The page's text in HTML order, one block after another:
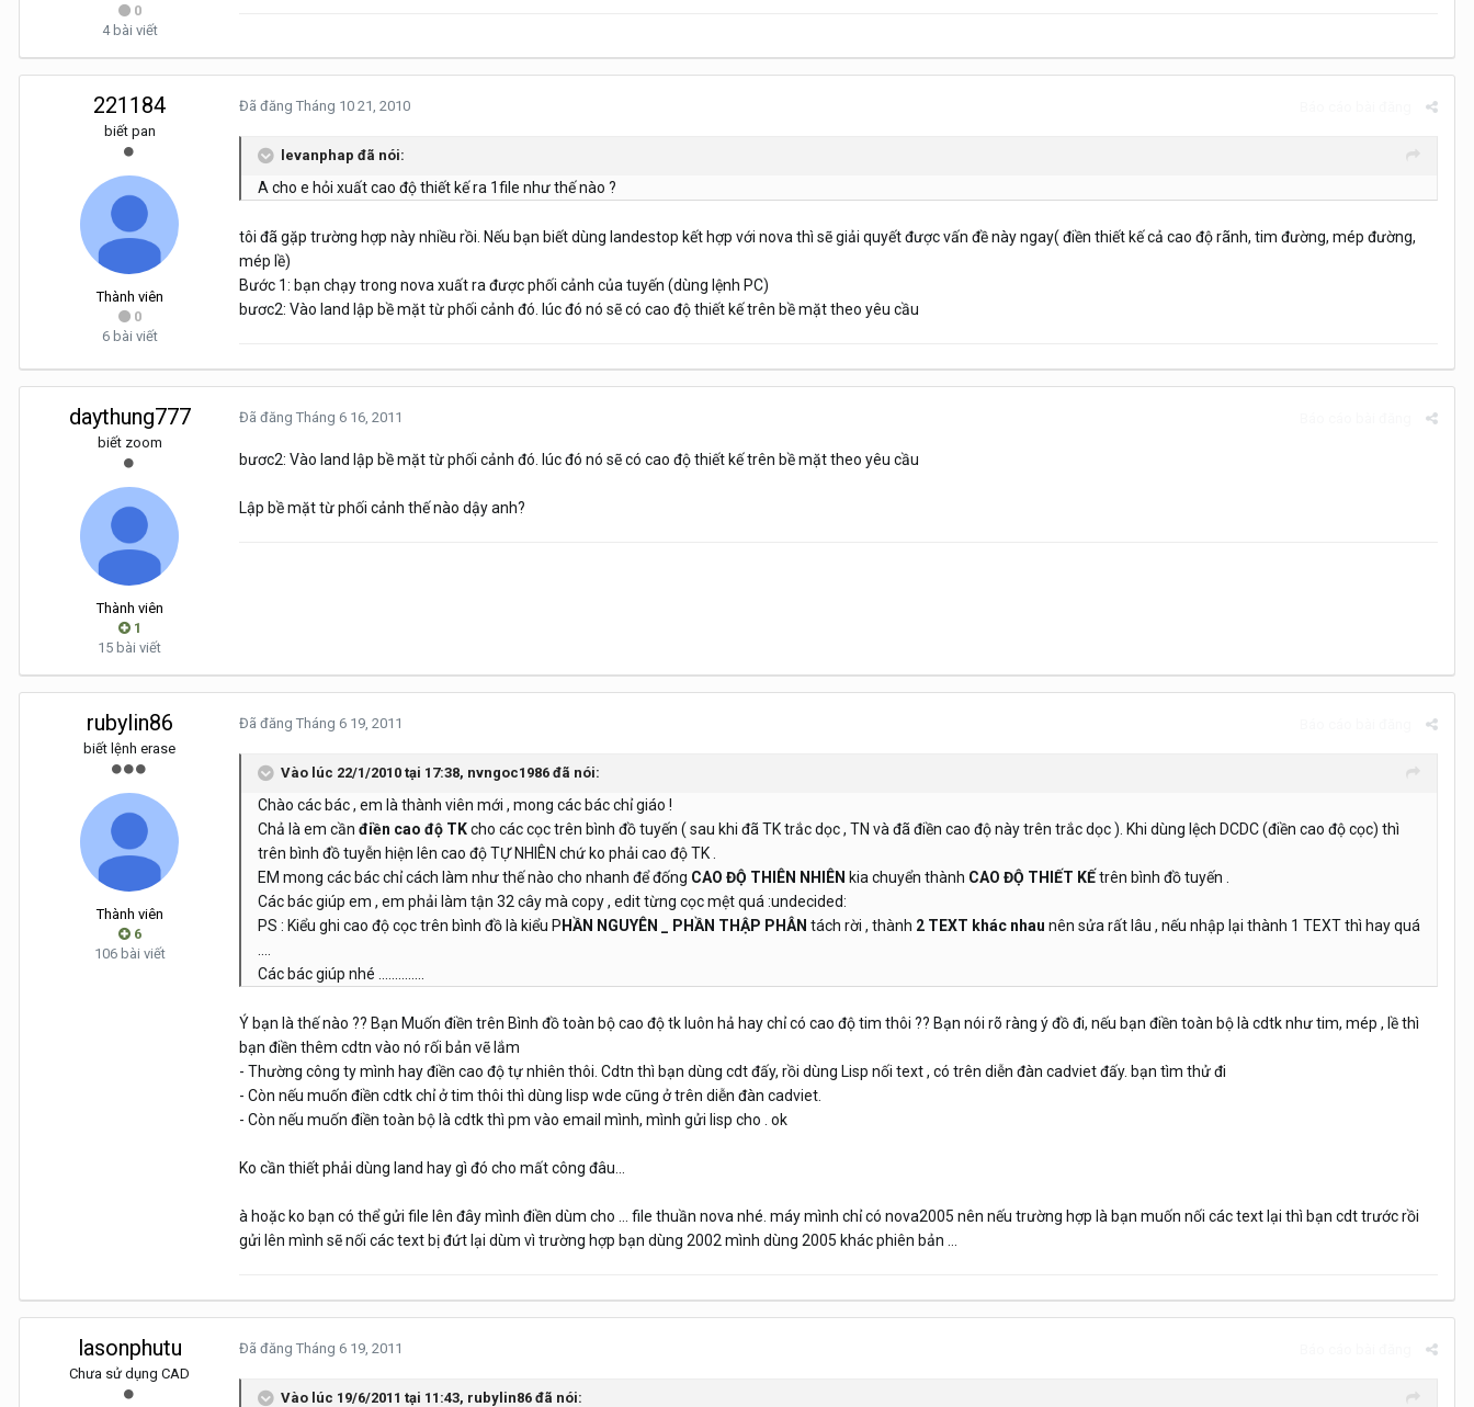
0
4 bài viết
221184
biết pan
Thành viên
0
6 bài viết
Đã đăng Tháng 10 21, 2010
levanphap đã nói:
A cho e hỏi xuất cao độ thiết kế ra 1file như thế nào ?
tôi đã gặp trường hợp này nhiều rồi. Nếu bạn biết dùng landestop kết hợp với nova thì sẽ giải quyết được vấn đề này ngay( điền thiết kế cả cao độ rãnh, tim đường, mép đường,
mép lề)
Bước 1: bạn chạy trong nova xuất ra được phối cảnh của tuyến (dùng lệnh PC)
bươc2: Vào land lập bề mặt từ phối cảnh đó. lúc đó nó sẽ có cao độ thiết kế trên bề mặt theo yêu cầu
daythung777
biết zoom
Thành viên
1
15 bài viết
Đã đăng Tháng 6 16, 2011
bươc2: Vào land lập bề mặt từ phối cảnh đó. lúc đó nó sẽ có cao độ thiết kế trên bề mặt theo yêu cầu
Lập bề mặt từ phối cảnh thế nào dậy anh?
rubylin86
biết lệnh erase
Thành viên
6
106 bài viết
Đã đăng Tháng 6 19, 2011
Vào lúc 22/1/2010 tại 17:38, nvngoc1986 đã nói:
Chào các bác , em là thành viên mới , mong các bác chỉ giáo !
Chả là em cần điền cao độ TKcho các cọc trên bình đồ tuyến ( sau khi đã TK trắc dọc , TN và đã điền cao độ này trên trắc dọc ). Khi dùng lệch DCDC (điền cao độ cọc) thì
trên bình đồ tuyễn hiện lên cao độ TỰ NHIÊN chứ ko phải cao độ TK .
EM mong các bác chỉ cách làm như thế nào cho nhanh để đống CAO ĐỘ THIÊN NHIÊN kia chuyển thành CAO ĐỘ THIẾT KẾtrên bình đồ tuyến .
Các bác giúp em , em phải làm tận 32 cây mà copy , edit từng cọc mệt quá :undecided:
PS : Kiểu ghi cao độ cọc trên bình đồ là kiểu P HẦN NGUYÊN _ PHẦN THẬP PHÂN tách rời , thành 2 TEXT khác nhau nên sửa rất lâu , nếu nhập lại thành 1 TEXT thì hay quá
Các bác giúp nhé ..............
Ý bạn là thế nào ?? Bạn Muốn điền trên Bình đồ toàn bộ cao độ tk luôn hả hay chỉ có cao độ tim thôi ?? Bạn nói rõ ràng ý đồ đi, nếu bạn điền toàn bộ là cdtk như tim, mép , lề thì
bạn điền thêm cdtn vào nó rối bản vẽ lắm
- Thường công ty mình hay điền cao độ tự nhiên thôi. Cdtn thì bạn dùng cdt đấy, rồi dùng Lisp nối text , có trên diễn đàn cadviet đấy. bạn tìm thử đi
- Còn nếu muốn điền cdtk chỉ ở tim thôi thì dùng lisp wde cũng ở trên diễn đàn cadviet.
- Còn nếu muốn điền toàn bộ là cdtk thì pm vào email mình, mình gửi lisp cho . ok
Ko cần thiết phải dùng land hay gì đó cho mất công đâu...
à hoặc ko bạn có thể gửi file lên đây mình điền dùm cho ... file thuần nova nhé. máy mình chỉ có nova2005 nên nếu trường hợp là bạn muốn nối các text lại thì bạn cdt trước rồi
gửi lên mình sẽ nối các text bị đứt lại dùm vì trường hợp bạn dùng 2002 mình dùng 2005 khác phiên bản ...
lasonphutu
Chưa sử dụng CAD
Đã đăng Tháng 6 19, 2011
Vào lúc 19/6/2011 tại 11:43, rubylin86 đã nói: